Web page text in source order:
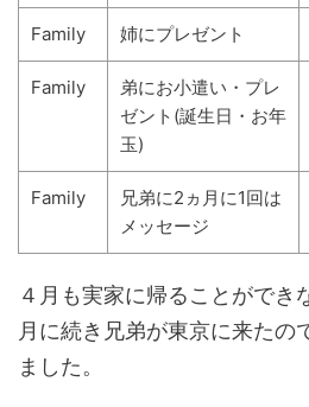
Family 姉にプレゼント
Family
弟にお小遣い・プレ
ゼント(誕生日・お年
玉)
Family
兄弟に2ヵ月に1回は
メッセージ
４月も実家に帰ることができ
月に続き兄弟が東京に来たの
ました。